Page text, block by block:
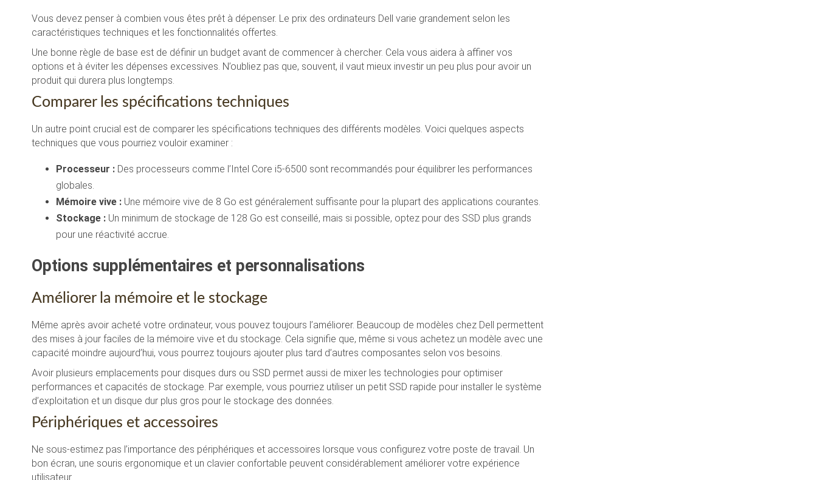
Vous devez penser à combien vous êtes prêt à dépenser. Le prix des ordinateurs Dell varie grandement selon les
caractéristiques techniques et les fonctionnalités offertes.
Une bonne règle de base est de définir un budget avant de commencer à chercher. Cela vous aidera à affiner vos
options et à éviter les dépenses excessives. N’oubliez pas que, souvent, il vaut mieux investir un peu plus pour avoir un
produit qui durera plus longtemps.
Comparer les spécifications techniques
Un autre point crucial est de comparer les spécifications techniques des différents modèles. Voici quelques aspects
techniques que vous pourriez vouloir examiner :
Processeur : Des processeurs comme l’Intel Core i5-6500 sont recommandés pour équilibrer les performances
globales.
Mémoire vive : Une mémoire vive de 8 Go est généralement suffisante pour la plupart des applications courantes.
Stockage : Un minimum de stockage de 128 Go est conseillé, mais si possible, optez pour des SSD plus grands
pour une réactivité accrue.
Options supplémentaires et personnalisations
Améliorer la mémoire et le stockage
Même après avoir acheté votre ordinateur, vous pouvez toujours l’améliorer. Beaucoup de modèles chez Dell permettent
des mises à jour faciles de la mémoire vive et du stockage. Cela signifie que, même si vous achetez un modèle avec une
capacité moindre aujourd’hui, vous pourrez toujours ajouter plus tard d’autres composantes selon vos besoins.
Avoir plusieurs emplacements pour disques durs ou SSD permet aussi de mixer les technologies pour optimiser
performances et capacités de stockage. Par exemple, vous pourriez utiliser un petit SSD rapide pour installer le système
d’exploitation et un disque dur plus gros pour le stockage des données.
Périphériques et accessoires
Ne sous-estimez pas l’importance des périphériques et accessoires lorsque vous configurez votre poste de travail. Un
bon écran, une souris ergonomique et un clavier confortable peuvent considérablement améliorer votre expérience
utilisateur.